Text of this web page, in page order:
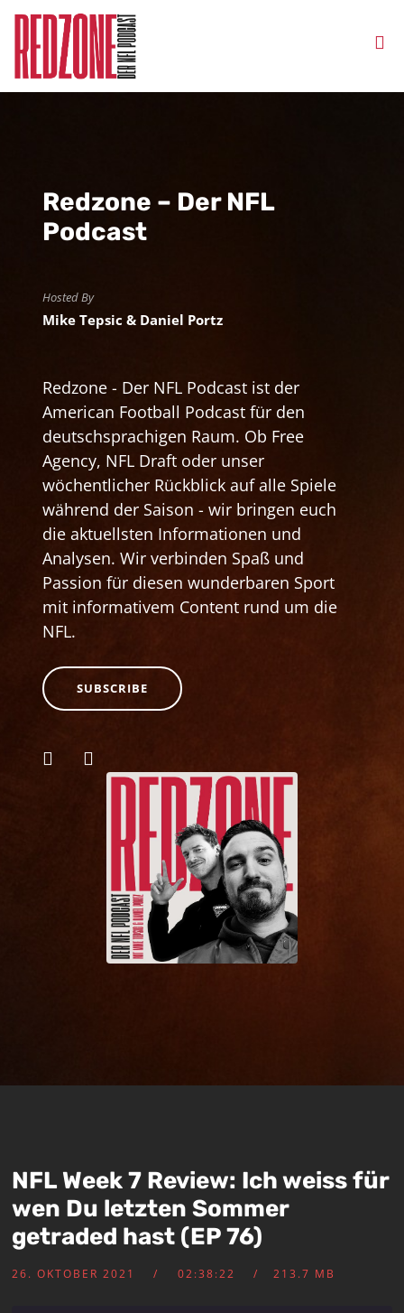
Redzone – Der NFL
Podcast
Hosted By
Mike Tepsic & Daniel Portz
Redzone - Der NFL Podcast ist der
American Football Podcast für den
deutschsprachigen Raum. Ob Free
Agency, NFL Draft oder unser
wöchentlicher Rückblick auf alle Spiele
während der Saison - wir bringen euch
die aktuellsten Informationen und
Analysen. Wir verbinden Spaß und
Passion für diesen wunderbaren Sport
mit informativem Content rund um die
NFL.
SUBSCRIBE
NFL Week 7 Review: Ich weiss für
wen Du letzten Sommer
getraded hast (EP 76)
26. OKTOBER 2021 02:38:22 213.7 MB